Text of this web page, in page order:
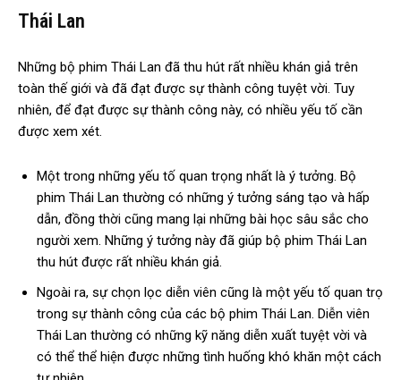
Thái Lan
Những bộ phim Thái Lan đã thu hút rất nhiều khán giả trên
toàn thế giới và đã đạt được sự thành công tuyệt vời. Tuy
nhiên, để đạt được sự thành công này, có nhiều yếu tố cần
được xem xét.
Một trong những yếu tố quan trọng nhất là ý tưởng. Bộ
phim Thái Lan thường có những ý tưởng sáng tạo và hấp
dẫn, đồng thời cũng mang lại những bài học sâu sắc cho
người xem. Những ý tưởng này đã giúp bộ phim Thái Lan
thu hút được rất nhiều khán giả.
Ngoài ra, sự chọn lọc diễn viên cũng là một yếu tố quan trọ
trong sự thành công của các bộ phim Thái Lan. Diễn viên
Thái Lan thường có những kỹ năng diễn xuất tuyệt vời và
có thể thể hiện được những tình huống khó khăn một cách